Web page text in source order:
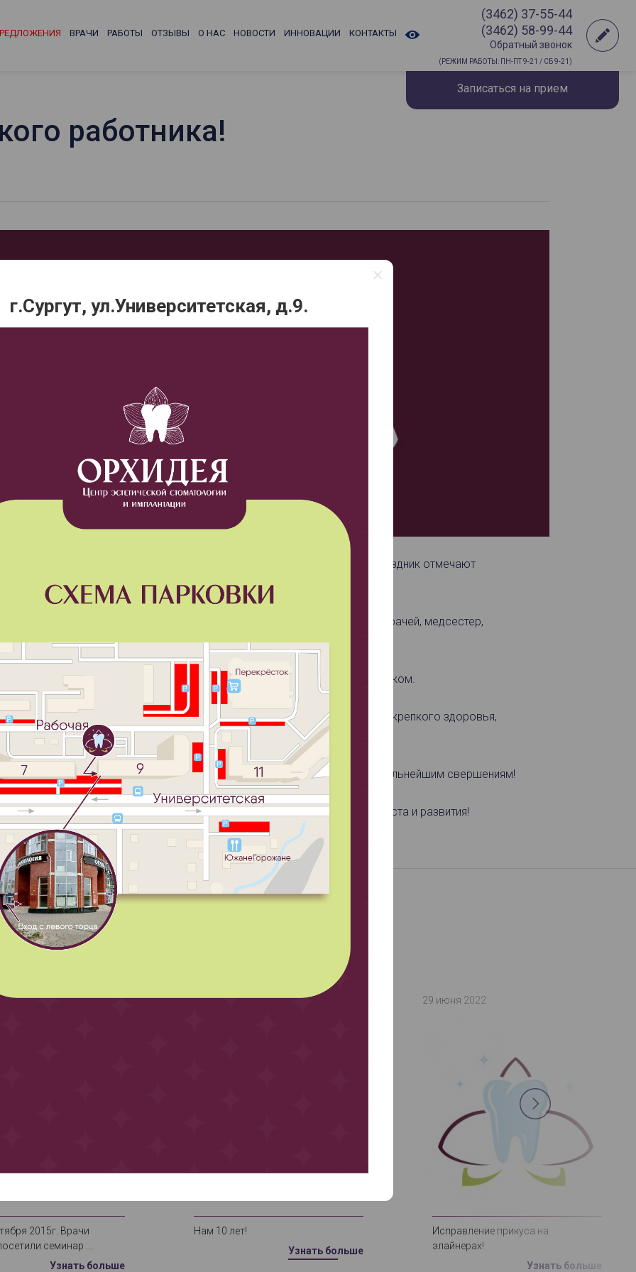
г.Сургут, ул.Университетская, д.9.
×
ВРАЧИ РАБОТЫ ОТЗЫВЫ О НАС НОВОСТИ ИННОВАЦИИ КОНТАКТЫ
(3462) 37-55-44
(3462) 58-99-44
Обратный звонок
(РЕЖИМ РАБОТЫ: ПН-ПТ 9-21 / СБ 9-21)
Записаться на прием
работника!
год в России в третье воскресенье июня свой профессиональный праздник отмечают
медика — это хороший повод вспомнить о рутинном и непростом труде врачей, медсестер,
и санитарок…
сети стоматологий Орхидея поздравляет всех причастных с праздником.
уважения и любви коллег и пациентов, долгих и счастливых лет жизни, крепкого здоровья,
тепла и любви!
радость от занятия любимым делом приносит вдохновение и стимул к дальнейшим свершениям!
рабочий день будет новым шагом в сторону профессионального роста и развития!
Другие интересные статьи и новости
2015
2015г. Врачи
семинар ...
Узнать больше
18 июня 2022
Нам 10 лет!
Узнать больше
29 июня 2022
Исправление прикуса на
элайнерах!
Узнать больше